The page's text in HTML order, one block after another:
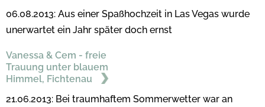
06.08.2013: Aus einer Spaßhochzeit in Las Vegas wurde
unerwartet ein Jahr später doch ernst
Vanessa & Cem - freie
Trauung unter blauem
Himmel, Fichtenau
21.06.2013: Bei traumhaftem Sommerwetter war an